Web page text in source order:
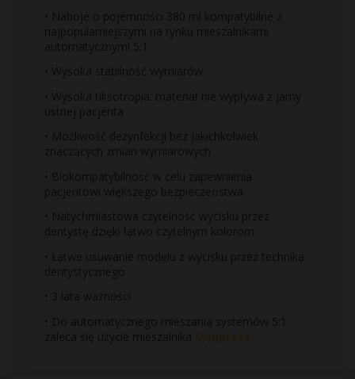
• Naboje o pojemności 380 ml kompatybilne z
najpopularniejszymi na rynku mieszalnikami
automatycznymi 5:1
• Wysoka stabilność wymiarów
• Wysoka tiksotropia: materiał nie wypływa z jamy
ustnej pacjenta
• Możliwość dezynfekcji bez jakichkolwiek
znaczących zmian wymiarowych
• Biokompatybilność w celu zapewnienia
pacjentowi większego bezpieczeństwa
• Natychmiastowa czytelność wycisku przez
dentystę dzięki łatwo czytelnym kolorom
• Łatwe usuwanie modelu z wycisku przez technika
dentystycznego
• 3 lata ważności
• Do automatycznego mieszania systemów 5:1
zaleca się użycie mieszalnika Sympress